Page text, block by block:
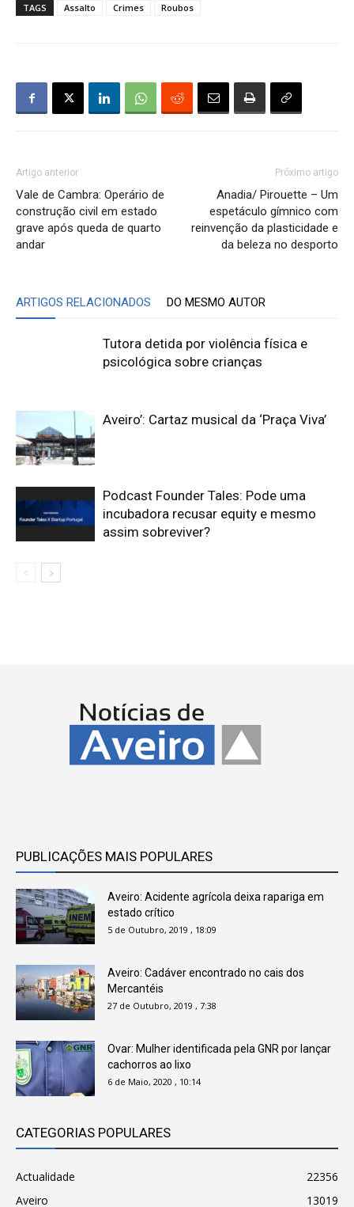
TAGS Assalto Crimes Roubos
Artigo anterior
Vale de Cambra: Operário de
construção civil em estado
grave após queda de quarto
andar
Próximo artigo
Anadia/ Pirouette – Um
espetáculo gímnico com
reinvenção da plasticidade e
da beleza no desporto
ARTIGOS RELACIONADOS DO MESMO AUTOR
Tutora detida por violência física e
psicológica sobre crianças
Aveiro’: Cartaz musical da ‘Praça Viva’
Podcast Founder Tales: Pode uma
incubadora recusar equity e mesmo
assim sobreviver?
PUBLICAÇÕES MAIS POPULARES
Aveiro: Acidente agrícola deixa rapariga em
estado crítico
5 de Outubro, 2019 , 18:09
Aveiro: Cadáver encontrado no cais dos
Mercantéis
27 de Outubro, 2019 , 7:38
Ovar: Mulher identificada pela GNR por lançar
cachorros ao lixo
6 de Maio, 2020 , 10:14
CATEGORIAS POPULARES
Actualidade
22356
Aveiro
13019